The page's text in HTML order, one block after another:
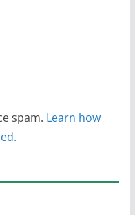
spam. Learn how